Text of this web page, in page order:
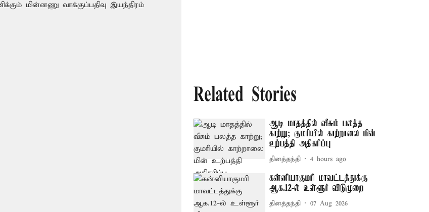
Related Stories
ஆடி மாதத்தில் வீசும் பலத்த
காற்று; குமரியில் காற்றாலை மின்
உற்பத்தி அதிகரிப்பு
தினத்தந்தி 4 hours ago
கன்னியாகுமரி மாவட்டத்துக்கு
ஆக.12-ல் உள்ளூர் விடுமுறை
தினத்தந்தி 07 Aug 2026